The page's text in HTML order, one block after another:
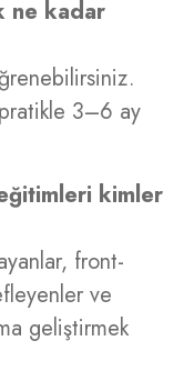
ne kadar
3–6 ay
kimler
front-
ve
geliştirmek